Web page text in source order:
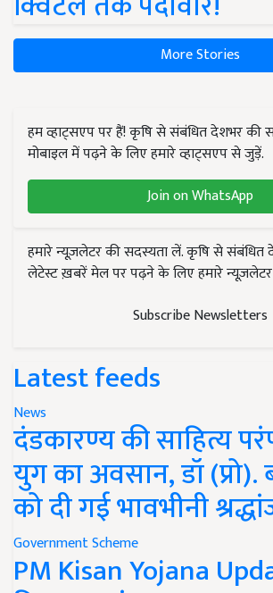
More Stories
हम व्हाट्सएप पर हैं! कृषि से संबंधित देशभर की
मोबाइल में पढ़ने के लिए हमारे व्हाट्सएप से जुड़ें.
Join on WhatsApp
हमारे न्यूज़लेटर की सदस्यता लें. कृषि से संबंधित
लेटेस्ट ख़बरें मेल पर पढ़ने के लिए हमारे
Subscribe Newsletters
Latest feeds
News
दंडकारण्य की साहित्य
युग का अवसान, डॉ
को दी गई भावभीनी
Government Scheme
PM Kisan Yojana